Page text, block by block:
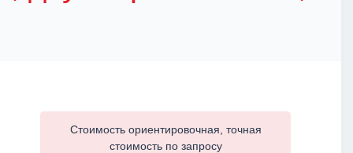
Стоимость ориентировочная, точная
стоимость по запросу